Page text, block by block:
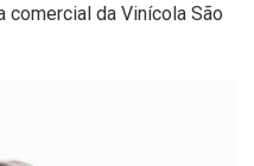
comercial da Vinícola São